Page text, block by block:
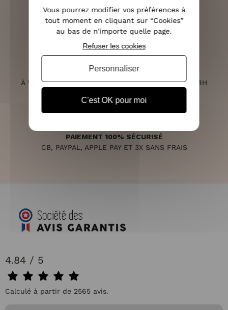
RETOURS SOUS 14 JOURS
(VOIR LES CONDITIONS)
SERVICE CLIENT
À VOTRE ÉCOUTE DU LUNDI AU SAMEDI DE 10H À 18H
PAIEMENT 100% SÉCURISÉ
CB, PAYPAL, APPLE PAY ET 3X SANS FRAIS
4.84 / 5
Calculé à partir de 2565 avis.
Vous pourrez modifier vos préférences à
tout moment en cliquant sur “Cookies”
au bas de n'importe quelle page.
C'est OK pour moi
Refuser les cookies
Personnaliser